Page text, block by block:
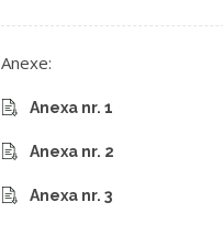
Anexe:
Anexa nr. 1
Anexa nr. 2
Anexa nr. 3